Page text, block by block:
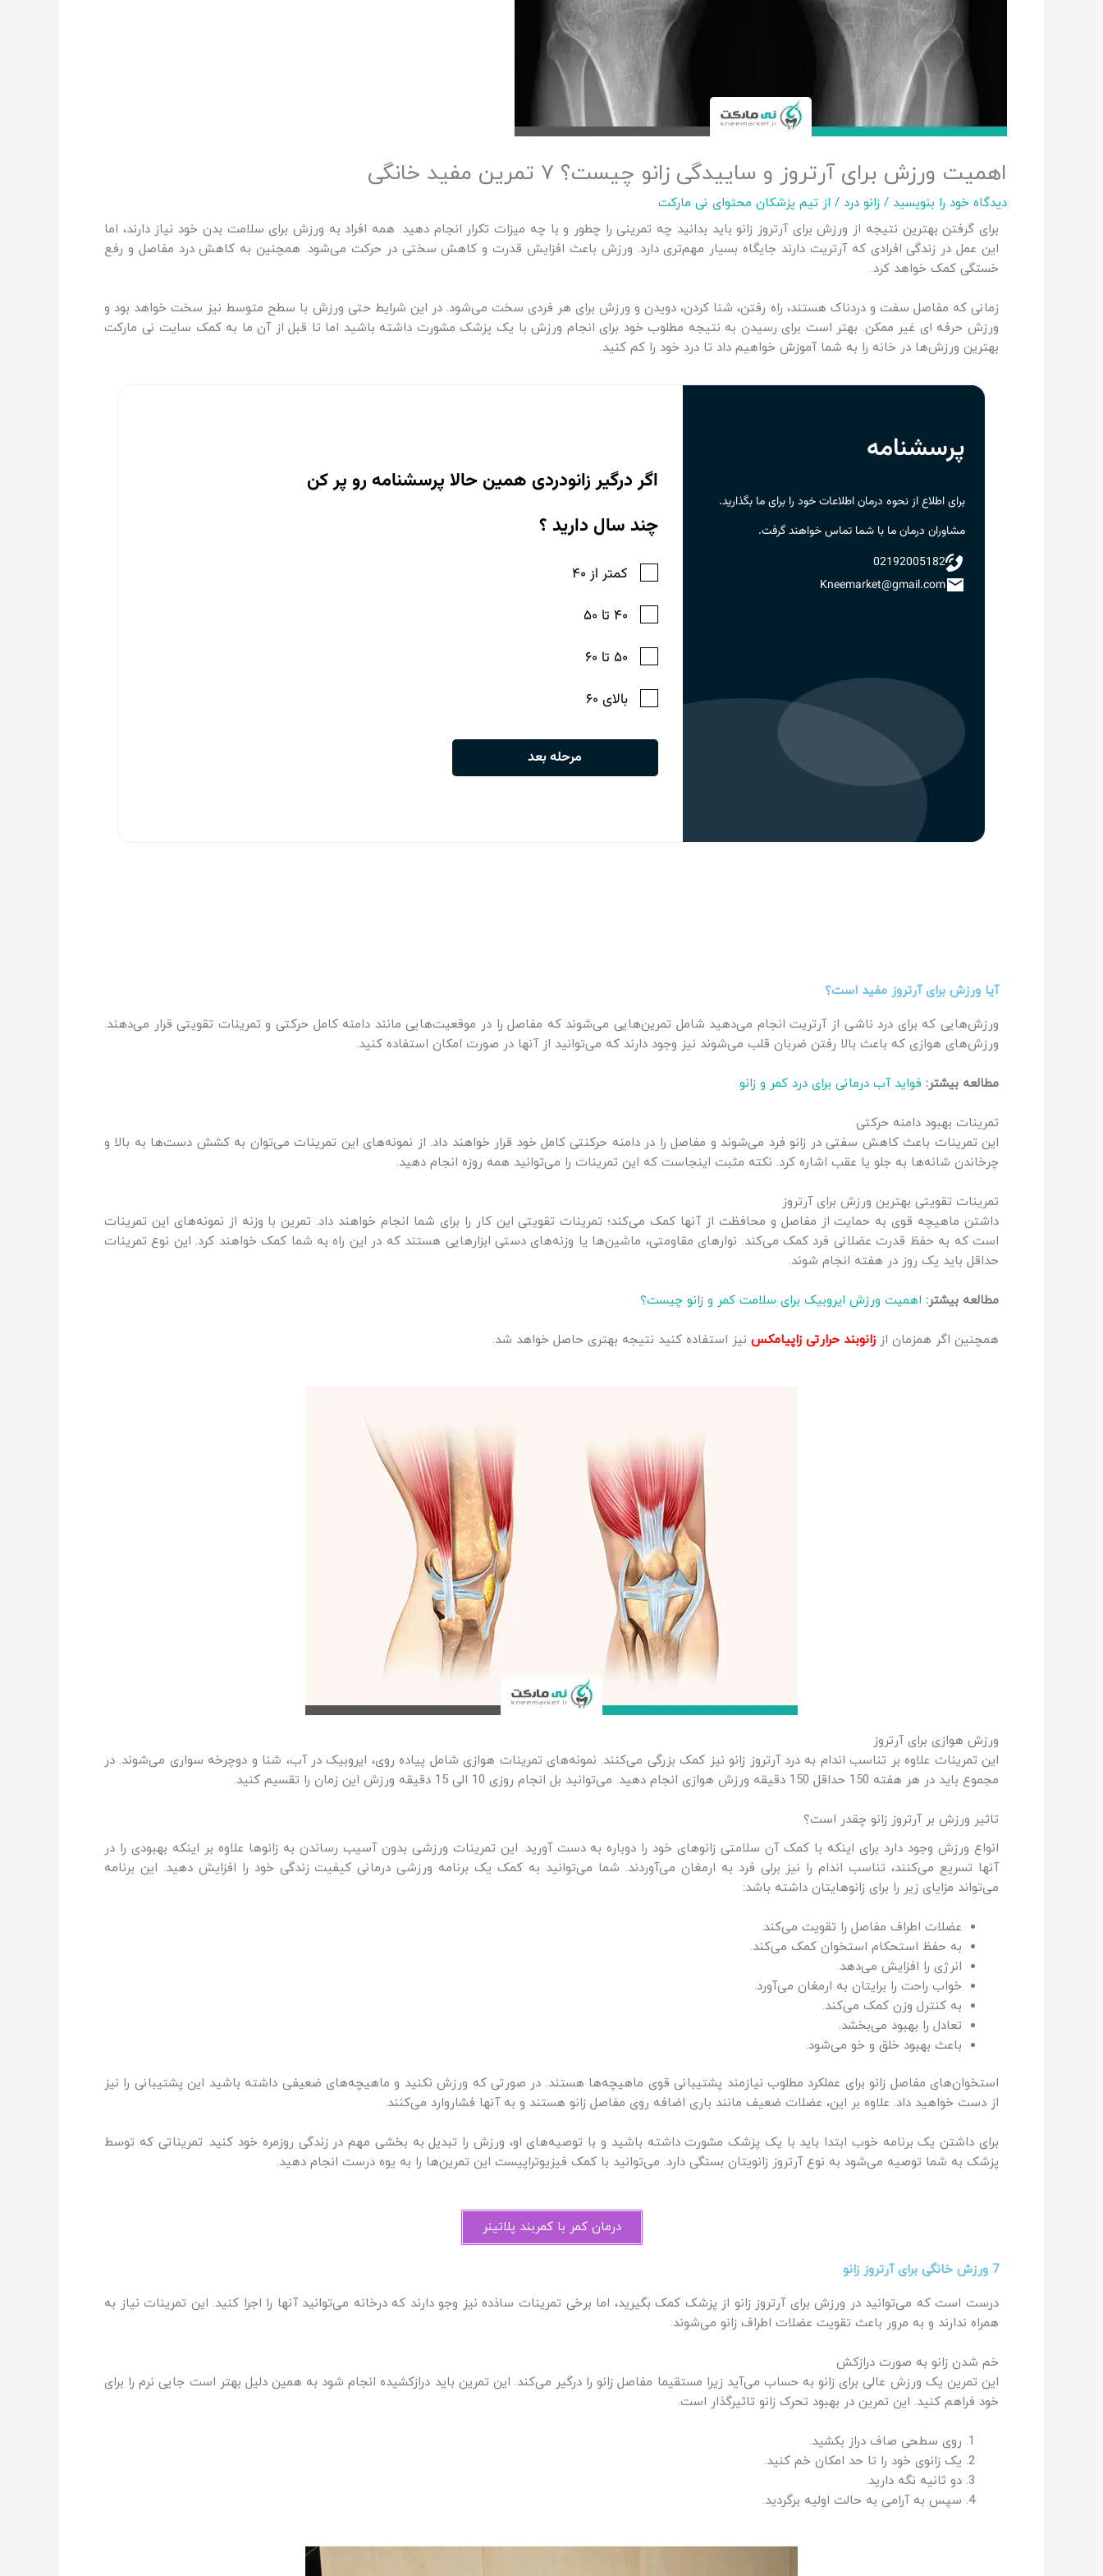
اهمیت ورزش برای آرتروز و ساییدگی زانو چیست؟ ۷ تمرین مفید خانگی
دیدگاه‌ خود را بنویسید / زانو درد / از تیم پزشکان محتوای نی مارکت
برای گرفتن بهترین نتیجه از ورزش برای آرتروز زانو باید بدانید چه تمرینی را چطور و با چه میزات تکرار انجام دهید. همه افراد به ورزش برای سلامت بدن خود نیاز دارند، اما
این عمل در زندگی افرادی که آرتریت دارند جایگاه بسیار مهم‌تری دارد. ورزش باعث افزایش قدرت و کاهش سختی در حرکت می‌شود. همچنین به کاهش درد مفاصل و رفع
خستگی کمک خواهد کرد.
زمانی که مفاصل سفت و دردناک هستند، راه رفتن، شنا کردن، دویدن و ورزش برای هر فردی سخت می‌شود. در این شرایط حتی ورزش با سطح متوسط نیز سخت خواهد بود و
ورزش حرفه ای غیر ممکن. بهتر است برای رسیدن به نتیجه مطلوب خود برای انجام ورزش با یک پزشک مشورت داشته باشید اما تا قبل از آن ما به کمک سایت نی مارکت
بهترین ورزش‌ها در خانه را به شما آموزش خواهیم داد تا درد خود را کم کنید.
آیا ورزش برای آرتروز مفید است؟
ورزش‌هایی که برای درد ناشی از آرتریت انجام می‌دهید شامل تمرین‌هایی می‌شوند که مفاصل را در موقعیت‌هایی مانند دامنه کامل حرکتی و تمرینات تقویتی قرار می‌دهند.
ورزش‌های هوازی که باعث بالا رفتن ضربان قلب می‌شوند نیز وجود دارند که می‌توانید از آنها در صورت امکان استفاده کنید.
مطالعه بیشتر: فواید آب درمانی برای درد کمر و زانو
تمرینات بهبود دامنه حرکتی
این تمرینات باعث کاهش سفتی در زانو فرد می‌شوند و مفاصل را در دامنه حرکنتی کامل خود قرار خواهند داد. از نمونه‌های این تمرینات می‌توان به کشش دست‌ها به بالا و
چرخاندن شانه‌ها به جلو یا عقب اشاره کرد. نکته مثبت اینجاست که این تمرینات را می‌توانید همه روزه انجام دهید.
تمرینات تقویتی بهترین ورزش برای آرتروز
داشتن ماهیچه قوی به حمایت از مفاصل و محافظت از آنها کمک می‌کند؛ تمرینات تقویتی این کار را برای شما انجام خواهند داد. تمرین با وزنه از نمونه‌های این تمرینات
است که به حفظ قدرت عضلانی فرد کمک می‌کند. نوارهای مقاومتی، ماشین‌ها یا وزنه‌های دستی ابزارهایی هستند که در این راه به شما کمک خواهند کرد. این نوع تمرینات
حداقل باید یک روز در هفته انجام شوند.
مطالعه بیشتر: اهمیت ورزش ایروبیک برای سلامت کمر و زانو چیست؟
همچنین اگر همزمان از زانوبند حرارتی زاپیامکس نیز استفاده کنید نتیجه بهتری حاصل خواهد شد.
ورزش هوازی برای آرتروز
این تمرینات علاوه بر تناسب اندام به درد آرتروز زانو نیز کمک بزرگی می‌کنند. نمونه‌های تمرینات هوازی شامل پیاده روی، ایروبیک در آب، شنا و دوچرخه سواری می‌شوند. در
مجموع باید در هر هفته 150 حداقل 150 دقیقه ورزش هوازی انجام دهید. می‌توانید بل انجام روزی 10 الی 15 دقیقه ورزش این زمان را تقسیم کنید.
تاثیر ورزش بر آرتروز زانو چقدر است؟
انواع ورزش وجود دارد برای اینکه با کمک آن سلامتی زانوهای خود را دوباره به دست آورید. این تمرینات ورزشی بدون آسیب رساندن به زانوها علاوه بر اینکه بهبودی را در
آنها تسریع می‌کنند، تناسب اندام را نیز برلی فرد به ارمغان می‌آوردند. شما می‌توانید به کمک یک برنامه ورزشی درمانی کیفیت زندگی خود را افزایش دهید. این برنامه
می‌تواند مزایای زیر را برای زانوهایتان داشته باشد:
عضلات اطراف مفاصل را تقویت می‌کند.
به حفظ استحکام استخوان کمک می‌کند.
انرژی را افزایش می‌دهد.
خواب راحت را برایتان به ارمغان می‌آورد.
به کنترل وزن کمک می‌کند.
تعادل را بهبود می‌بخشد.
باعث بهبود خلق و خو می‌شود.
استخوان‌های مفاصل زانو برای عملکرد مطلوب نیازمند پشتیبانی قوی ماهیچه‌ها هستند. در صورتی که ورزش نکنید و ماهیچه‌های ضعیفی داشته باشید این پشتیبانی را نیز
از دست خواهید داد. علاوه بر این، عضلات ضعیف مانند باری اضافه روی مفاصل زانو هستند و به آنها فشاروارد می‌کنند.
برای داشتن یک برنامه خوب ابتدا باید با یک پزشک مشورت داشته باشید و با توصیه‌های او، ورزش را تبدیل به بخشی مهم در زندگی روزمره خود کنید. تمریناتی که توسط
پزشک به شما توصیه می‌شود به نوع آرتروز زانویتان بستگی دارد. می‌توانید با کمک فیزیوتراپیست این تمرین‌ها را به ‌یوه درست انجام دهید.
درمان کمر با کمربند پلاتینر
7 ورزش خانگی برای آرتروز زانو
درست است که می‌توانید در ورزش برای آرتروز زانو از پزشک کمک بگیرید‌، اما برخی تمرینات ساذده نیز وجو دارند که درخانه می‌توانید آنها را اجرا کنید. این تمرینات نیاز به
همراه ندارند و به مرور باعث تقویت عضلات اطراف زانو می‌شوند.
خم شدن زانو به صورت درازکش
این تمرین یک ورزش عالی برای زانو به حساب می‌آید زیرا مستقیما مفاصل زانو را درگیر می‌کند. این تمرین باید درازکشیده انجام شود به همین دلیل بهتر است جایی نرم را برای
خود فراهم کنید. این تمرین در بهبود تحرک زانو تاثیرگذار است.
روی سطحی صاف دراز بکشید.
یک زانوی خود را تا حد امکان خم کنید.
دو ثانیه نگه دارید.
سپس به آرامی به حالت اولیه برگردید.